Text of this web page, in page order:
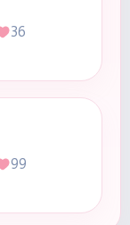
36
99